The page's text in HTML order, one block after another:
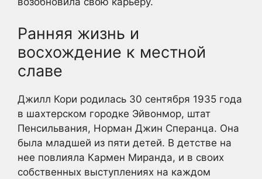
Ранняя жизнь и
восхождение к местной
славе
Джилл Кори родилась 30 сентября 1935 года
в шахтерском городке Эйвонмор, штат
Пенсильвания, Норман Джин Сперанца. Она
была младшей из пяти детей. В детстве на
нее повлияла Кармен Миранда, и в своих
собственных выступлениях на каждом